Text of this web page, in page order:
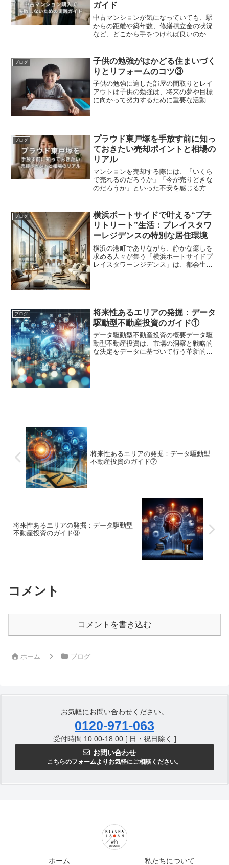
ガイド
中古マンションが気になっていても、駅
からの距離や築年数、修繕積立金の状況
など、どこから手をつければ良いのか分
「相場の目安」と「管理状態をどう見極
めるか」という点かもしれま...
ブログ
子供の勉強がはかどる住まいづく
りとリフォームのコツ③
子供の勉強に適した部屋の間取りとレイ
アウトは子供の勉強は、将来の夢や目標
に向かって努力するために重要な活動で
ブログ
プラウド東戸塚を手放す前に知っ
ておきたい売却ポイントと相場の
リアル
マンションを売却する際には、「いくら
で売れるのだろうか」「今が売りどきな
のだろうか」といった不安を感じる方が
築年数や階数、眺望など、さまざまな条
件で査定額が変わることも...
ブログ
横浜ポートサイドで叶える“プチ
リトリート”生活：プレイスタワ
ーレジデンスの特別な居住環境
横浜の港町でありながら、静かな癒しを
求める人々が集う「横浜ポートサイドプ
レイスタワーレジデンス」は、都会生活
ブログ
将来性あるエリアの発掘：データ
駆動型不動産投資のガイド①
データ駆動型不動産投資の概要データ駆
動型不動産投資は、市場の洞察と戦略的
な決定をデータに基づいて行う革新的な
将来性あるエリアの発掘：データ駆動型
不動産投資のガイド⑦
将来性あるエリアの発掘：データ駆動型
不動産投資のガイド⑨
コメント
コメントを書き込む
ホーム ブログ
お気軽にお問い合わせください。
0120-971-063
受付時間 10:00-18:00 [ 日・祝日除く ]
お問い合わせ
こちらのフォームよりお気軽にご相談ください。
ホーム 私たちについて